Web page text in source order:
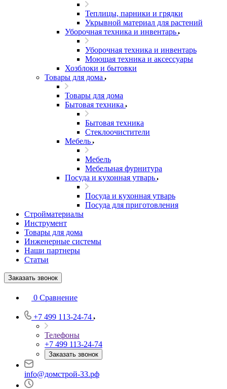
Теплицы, парники и грядки
Укрывной материал для растений
Уборочная техника и инвентарь
Уборочная техника и инвентарь
Моющая техника и аксессуары
Хозблоки и бытовки
Товары для дома
Товары для дома
Бытовая техника
Бытовая техника
Стеклоочистители
Мебель
Мебель
Мебельная фурнитура
Посуда и кухонная утварь
Посуда и кухонная утварь
Посуда для приготовления
Стройматериалы
Инструмент
Товары для дома
Инженерные системы
Наши партнеры
Статьи
Заказать звонок
0 Сравнение
+7 499 113-24-74
Телефоны
+7 499 113-24-74
Заказать звонок
info@домстрой-33.рф